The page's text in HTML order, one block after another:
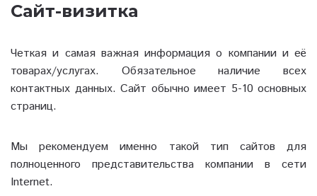
Сайт-визитка
Четкая и самая важная информация о компании и её
товарах/услугах. Обязательное наличие всех
контактных данных. Сайт обычно имеет 5-10 основных
страниц.
Мы рекомендуем именно такой тип сайтов для
полноценного представительства компании в сети
Internet.